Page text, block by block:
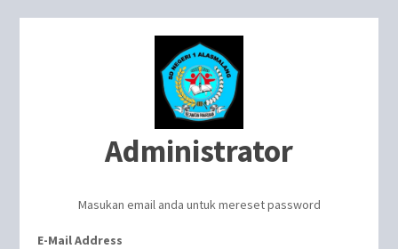
Administrator
Masukan email anda untuk mereset password
E-Mail Address